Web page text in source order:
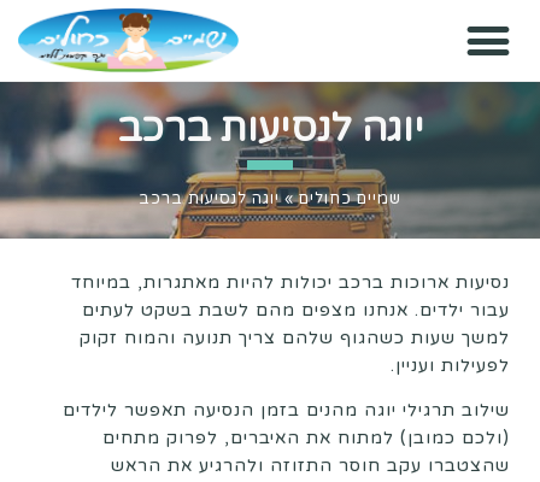
יוגה לנסיעות ברכב
שמיים כחולים»יוגה לנסיעות ברכב
נסיעות ארוכות ברכב יכולות להיות מאתגרות, במיוחד
עבור ילדים. אנחנו מצפים מהם לשבת בשקט לעתים
למשך שעות כשהגוף שלהם צריך תנועה והמוח זקוק
לפעילות ועניין.
שילוב תרגילי יוגה מהנים בזמן הנסיעה תאפשר לילדים
(ולכם כמובן) למתוח את האיברים, לפרוק מתחים
שהצטברו עקב חוסר התזוזה ולהרגיע את הראש